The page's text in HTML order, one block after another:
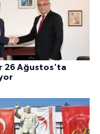
26 Ağustos'ta